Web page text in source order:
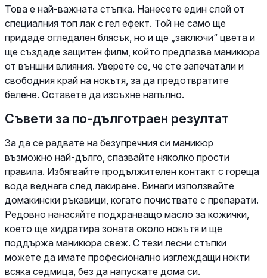
Това е най-важната стъпка. Нанесете един слой от
специалния топ лак с гел ефект. Той не само ще
придаде огледален блясък, но и ще „заключи“ цвета и
ще създаде защитен филм, който предпазва маникюра
от външни влияния. Уверете се, че сте запечатали и
свободния край на нокътя, за да предотвратите
белене. Оставете да изсъхне напълно.
Съвети за по-дълготраен резултат
За да се радвате на безупречния си маникюр
възможно най-дълго, спазвайте няколко прости
правила. Избягвайте продължителен контакт с гореща
вода веднага след лакиране. Винаги използвайте
домакински ръкавици, когато почиствате с препарати.
Редовно нанасяйте подхранващо масло за кожички,
което ще хидратира зоната около нокътя и ще
поддържа маникюра свеж. С тези лесни стъпки
можете да имате професионално изглеждащи нокти
всяка седмица, без да напускате дома си.